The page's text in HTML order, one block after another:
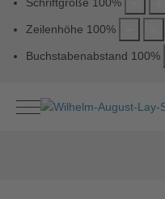
Zeilenhöhe 100%
Buchstabenabstand 100%
Mobile Menu Toggle